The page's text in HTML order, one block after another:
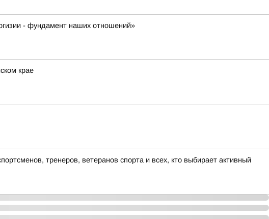
- фундамент наших отношений»
крае
тренеров, ветеранов спорта и всех, кто выбирает активный